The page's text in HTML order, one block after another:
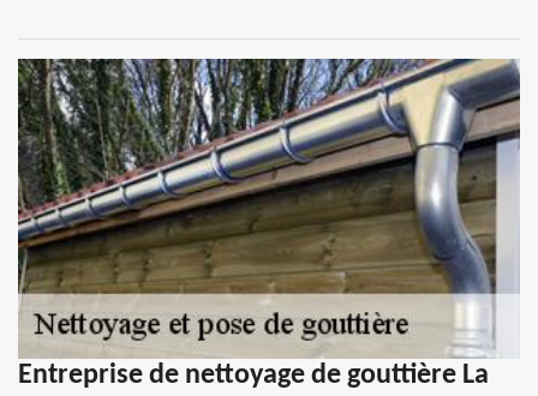
Entreprise de nettoyage de gouttière La